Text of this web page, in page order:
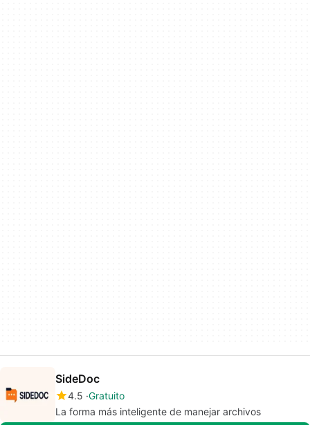
SideDoc
4.5 Gratuito
La forma más inteligente de manejar archivos